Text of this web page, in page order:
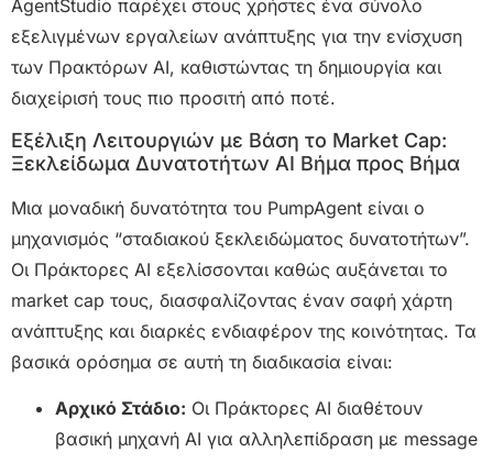
AgentStudio παρέχει στους χρήστες ένα σύνολο
εξελιγμένων εργαλείων ανάπτυξης για την ενίσχυση
των Πρακτόρων AI, καθιστώντας τη δημιουργία και
διαχείρισή τους πιο προσιτή από ποτέ.
Εξέλιξη Λειτουργιών με Βάση το Market Cap:
Ξεκλείδωμα Δυνατοτήτων AI Βήμα προς Βήμα
Μια μοναδική δυνατότητα του PumpAgent είναι ο
μηχανισμός “σταδιακού ξεκλειδώματος δυνατοτήτων”.
Οι Πράκτορες AI εξελίσσονται καθώς αυξάνεται το
market cap τους, διασφαλίζοντας έναν σαφή χάρτη
ανάπτυξης και διαρκές ενδιαφέρον της κοινότητας. Τα
βασικά ορόσημα σε αυτή τη διαδικασία είναι:
Αρχικό Στάδιο: Οι Πράκτορες AI διαθέτουν
βασική μηχανή AI για αλληλεπίδραση με message